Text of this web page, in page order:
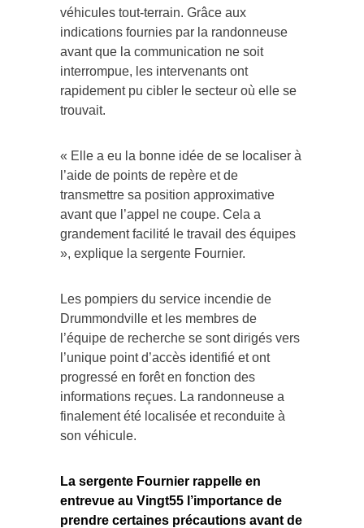
véhicules tout-terrain. Grâce aux
indications fournies par la randonneuse
avant que la communication ne soit
interrompue, les intervenants ont
rapidement pu cibler le secteur où elle se
trouvait.
« Elle a eu la bonne idée de se localiser à
l’aide de points de repère et de
transmettre sa position approximative
avant que l’appel ne coupe. Cela a
grandement facilité le travail des équipes
», explique la sergente Fournier.
Les pompiers du service incendie de
Drummondville et les membres de
l’équipe de recherche se sont dirigés vers
l’unique point d’accès identifié et ont
progressé en forêt en fonction des
informations reçues. La randonneuse a
finalement été localisée et reconduite à
son véhicule.
La sergente Fournier rappelle en
entrevue au Vingt55 l’importance de
prendre certaines précautions avant de